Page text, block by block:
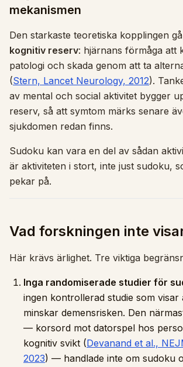
mekanismen
Den starkaste teoretiska kopplingen
kognitiv reserv: hjärnans förmåga att
patologi och skada genom att ta
(Stern, Lancet Neurology, 2012).
av mental och social aktivitet bygger
reserv, så att symtom märks senare
sjukdomen redan finns.
Sudoku kan vara en del av sådan
är aktiviteten i stort, inte just sudoku,
pekar på.
Vad forskningen inte
Här krävs ärlighet. Tre viktiga
Inga randomiserade studier för
ingen kontrollerad studie som visar
minskar demensrisken. Den
— korsord mot datorspel hos
kognitiv svikt (Devanand et al.,
2023) — handlade inte om sudoku